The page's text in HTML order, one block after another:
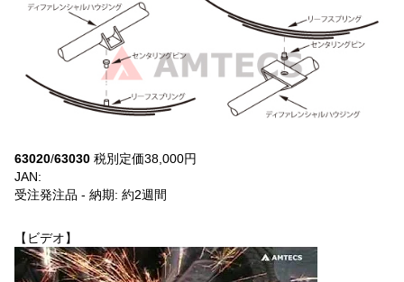
63020/63030 税別定価38,000円
JAN:
受注発注品 - 納期: 約2週間
【ビデオ】